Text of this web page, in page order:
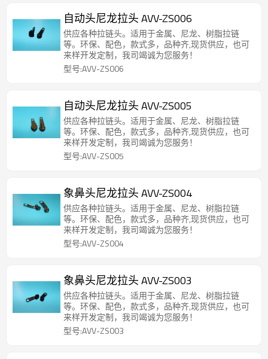
自动头尼龙拉头 AVV-ZS006
供应各种拉链头。适用于金属、尼龙、树脂拉链
等。环保、配色，款式多，品种齐,现货供应，也可
来样开发定制，我司竭诚为您服务！
型号:AVV-ZS006
自动头尼龙拉头 AVV-ZS005
供应各种拉链头。适用于金属、尼龙、树脂拉链
等。环保、配色，款式多，品种齐,现货供应，也可
来样开发定制，我司竭诚为您服务！
型号:AVV-ZS005
象鼻头尼龙拉头 AVV-ZS004
供应各种拉链头。适用于金属、尼龙、树脂拉链
等。环保、配色，款式多，品种齐,现货供应，也可
来样开发定制，我司竭诚为您服务！
型号:AVV-ZS004
象鼻头尼龙拉头 AVV-ZS003
供应各种拉链头。适用于金属、尼龙、树脂拉链
等。环保、配色，款式多，品种齐,现货供应，也可
来样开发定制，我司竭诚为您服务！
型号:AVV-ZS003